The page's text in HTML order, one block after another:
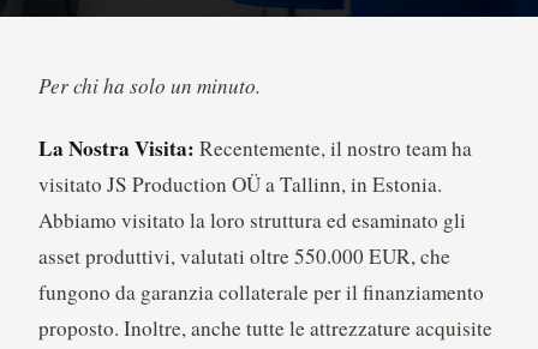
Per chi ha solo un minuto.
La Nostra Visita: Recentemente, il nostro team ha
visitato JS Production OÜ a Tallinn, in Estonia.
Abbiamo visitato la loro struttura ed esaminato gli
asset produttivi, valutati oltre 550.000 EUR, che
fungono da garanzia collaterale per il finanziamento
proposto. Inoltre, anche tutte le attrezzature acquisite